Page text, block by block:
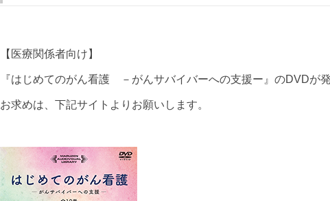
【医療関係者向け】
『はじめてのがん看護 －がんサバイバーへの支援ー』のDVDが発
お求めは、下記サイトよりお願いします。